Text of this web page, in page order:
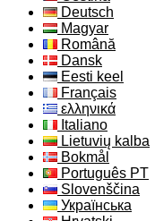
Deutsch
Magyar
Română
Dansk
Eesti keel
Français
ελληνικά
Italiano
Lietuvių kalba
Bokmål
Português PT
Slovenščina
Українська